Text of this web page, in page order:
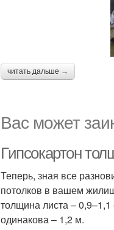
читать дальше →
Вас может
Гипсокартон
Теперь, зная все
потолков в вашем
толщина листа –
одинакова – 1,2 м.